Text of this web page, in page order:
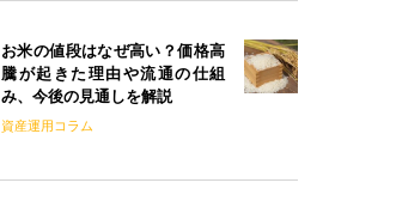
お米の値段はなぜ高い？価格高
騰が起きた理由や流通の仕組
み、今後の見通しを解説
資産運用コラム